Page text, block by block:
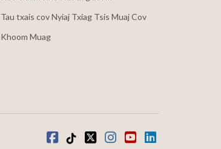
Tau txais cov Nyiaj Txiag Tsis Muaj Cov
Khoom Muag
Facebook
TiktoktwitterInstagram
youtubeLinkedIn